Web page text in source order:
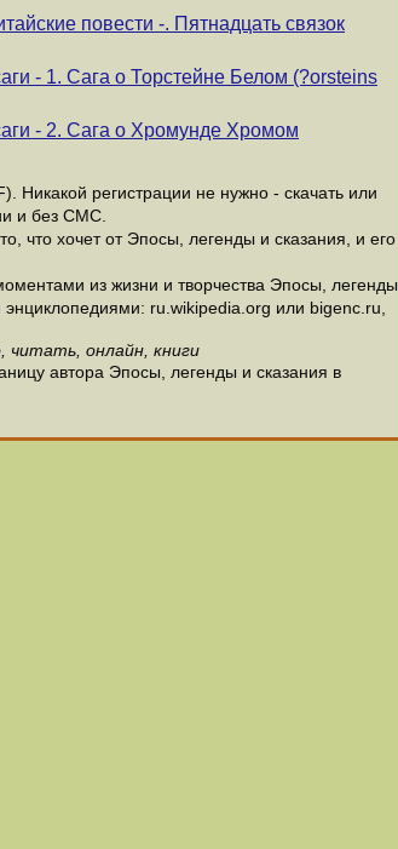
повести -. Пятнадцать связок
- 1. Сага о Торстейне Белом (?orsteins
- 2. Сага о Хромунде Хромом
регистрации не нужно - скачать или
и без СМС.
что хочет от Эпосы, легенды и сказания, и его
из жизни и творчества Эпосы, легенды
энциклопедиями: ru.wikipedia.org или bigenc.ru,
читать, онлайн, книги
автора Эпосы, легенды и сказания в